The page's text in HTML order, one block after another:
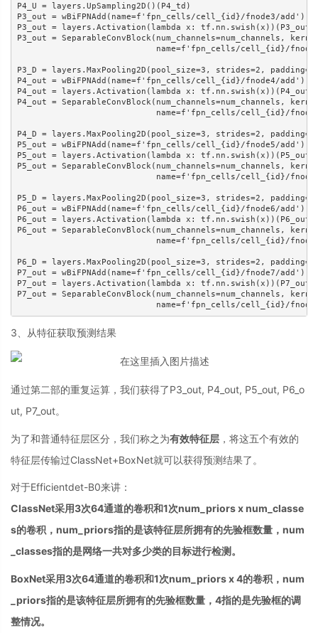
P4_U = layers.UpSampling2D()(P4_td)
P3_out = wBiFPNAdd(name=f'fpn_cells/cell_{id}/fnode3/
P3_out = layers.Activation(lambda x: tf.nn.swish(x))(P3_out)
P3_out = SeparableConvBlock(num_channels=num_channels,
name=f'fpn_cells/cell_{id}/
P3_D = layers.MaxPooling2D(pool_size=3, strides=2,
P4_out = wBiFPNAdd(name=f'fpn_cells/cell_{id}/fnode4/
P4_out = layers.Activation(lambda x: tf.nn.swish(x))(P4_out)
P4_out = SeparableConvBlock(num_channels=num_channels,
name=f'fpn_cells/cell_{id}/
P4_D = layers.MaxPooling2D(pool_size=3, strides=2,
P5_out = wBiFPNAdd(name=f'fpn_cells/cell_{id}/fnode5/
P5_out = layers.Activation(lambda x: tf.nn.swish(x))(P5_out)
P5_out = SeparableConvBlock(num_channels=num_channels,
name=f'fpn_cells/cell_{id}/
P5_D = layers.MaxPooling2D(pool_size=3, strides=2,
P6_out = wBiFPNAdd(name=f'fpn_cells/cell_{id}/fnode6/
P6_out = layers.Activation(lambda x: tf.nn.swish(x))(P6_out)
P6_out = SeparableConvBlock(num_channels=num_channels,
name=f'fpn_cells/cell_{id}/
P6_D = layers.MaxPooling2D(pool_size=3, strides=2,
P7_out = wBiFPNAdd(name=f'fpn_cells/cell_{id}/fnode7/
P7_out = layers.Activation(lambda x: tf.nn.swish(x))(P7_out)
P7_out = SeparableConvBlock(num_channels=num_channels,
name=f'fpn_cells/cell_{id}/
3、从特征获取预测结果
通过第二部的重复运算，我们获得了P3_out, P4_out, P5_out, P6_o
ut, P7_out。
为了和普通特征层区分，我们称之为有效特征层 ，将这五个有效的
特征层传输过ClassNet+BoxNet就可以获得预测结果了。
对于Efficientdet-B0来讲：
ClassNet采用3次64通道的卷积和1次num_priors x num_classe
s的卷积，num_priors指的是该特征层所拥有的先验框数量，num
_classes指的是网络一共对多少类的目标进行检测。
BoxNet采用3次64通道的卷积和1次num_priors x 4的卷积，num
_priors指的是该特征层所拥有的先验框数量，4指的是先验框的调
整情况。